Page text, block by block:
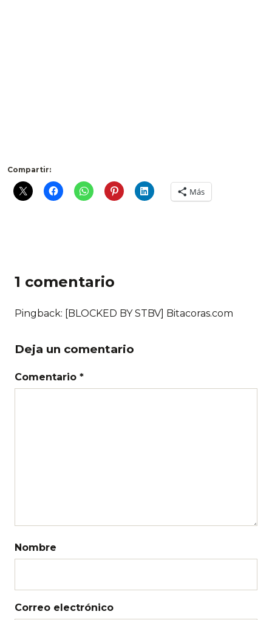
Compartir:
Más
1 comentario
Pingback: [BLOCKED BY STBV] Bitacoras.com
Deja un comentario
Comentario *
Nombre
Correo electrónico